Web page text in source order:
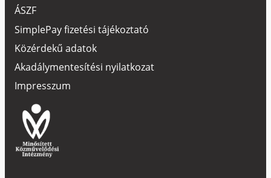
ÁSZF
SimplePay fizetési tájékoztató
Közérdekű adatok
Akadálymentesítési nyilatkozat
Impresszum